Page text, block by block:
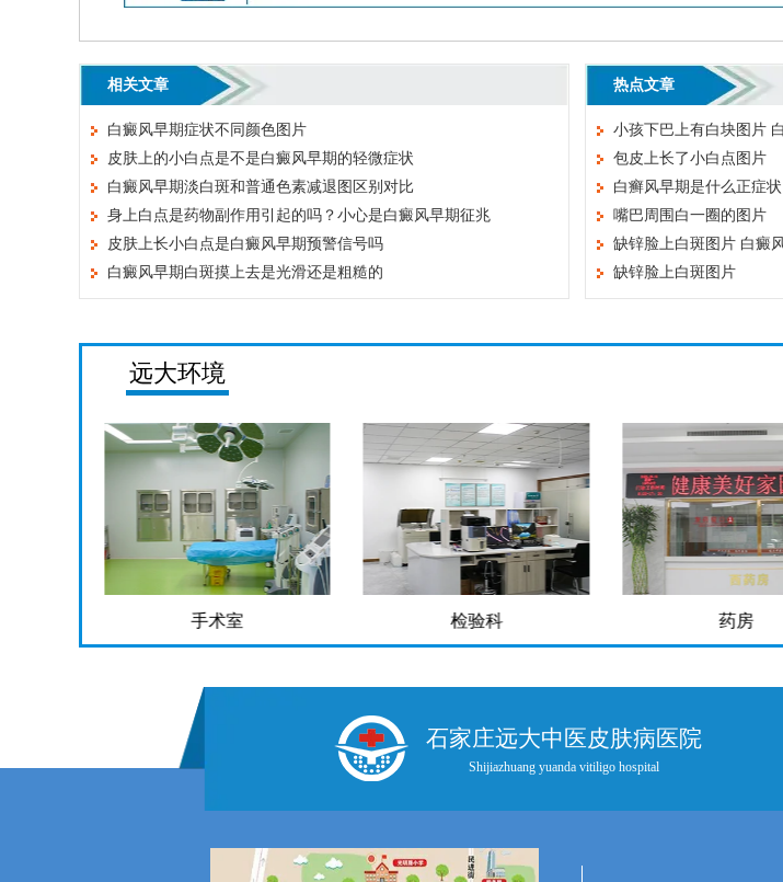
相关文章
白癜风早期症状不同颜色图片
皮肤上的小白点是不是白癜风早期的轻微症状
白癜风早期淡白斑和普通色素减退图区别对比
身上白点是药物副作用引起的吗？小心是白癜风早期征兆
皮肤上长小白点是白癜风早期预警信号吗
白癜风早期白斑摸上去是光滑还是粗糙的
热点文章
小孩下巴上有白块图片
包皮上长了小白点图片
白癣风早期是什么正症状
嘴巴周围白一圈的图片
缺锌脸上白斑图片 白癜
缺锌脸上白斑图片
远大环境
手术室 检验科 药房
石家庄远大中医皮肤病医院
Shijiazhuang yuanda vitiligo hospital